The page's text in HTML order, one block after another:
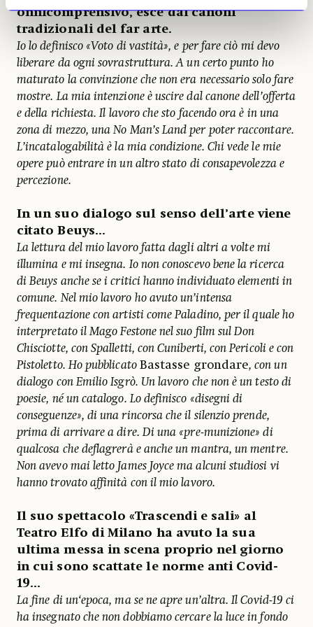
onnicomprensivo, esce dai canoni
tradizionali del far arte.
Io lo definisco «Voto di vastità», e per fare ciò mi devo
liberare da ogni sovrastruttura. A un certo punto ho
maturato la convinzione che non era necessario solo fare
mostre. La mia intenzione è uscire dal canone dell’offerta
e della richiesta. Il lavoro che sto facendo ora è in una
zona di mezzo, una No Man’s Land per poter raccontare.
L’incatalogabilità è la mia condizione. Chi vede le mie
opere può entrare in un altro stato di consapevolezza e
percezione.
In un suo dialogo sul senso dell’arte viene
citato Beuys...
La lettura del mio lavoro fatta dagli altri a volte mi
illumina e mi insegna. Io non conoscevo bene la ricerca
di Beuys anche se i critici hanno individuato elementi in
comune. Nel mio lavoro ho avuto un’intensa
frequentazione con artisti come Paladino, per il quale ho
interpretato il Mago Festone nel suo film sul Don
Chisciotte, con Spalletti, con Cuniberti, con Pericoli e con
Pistoletto. Ho pubblicato Bastasse grondare, con un
dialogo con Emilio Isgrò. Un lavoro che non è un testo di
poesie, né un catalogo. Lo definisco «disegni di
conseguenze», di una rincorsa che il silenzio prende,
prima di arrivare a dire. Di una «pre-munizione» di
qualcosa che deflagrerà e anche un mantra, un mentre.
Non avevo mai letto James Joyce ma alcuni studiosi vi
hanno trovato affinità con il mio lavoro.
Il suo spettacolo «Trascendi e sali» al
Teatro Elfo di Milano ha avuto la sua
ultima messa in scena proprio nel giorno
in cui sono scattate le norme anti Covid-
19...
La fine di un‘epoca, ma se ne apre un’altra. Il Covid-19 ci
ha insegnato che non dobbiamo cercare la luce in fondo